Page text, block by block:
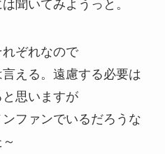
聞いてみようっと。
ぞれなので
える。遠慮する必要は
思いますが
ファンでいるだろうな